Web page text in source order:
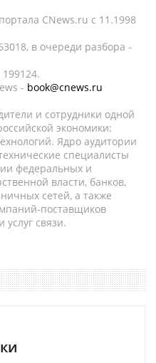
CNews.ru c 11.1998
в очереди разбора -
- book@cnews.ru
и сотрудники одной
экономики:
Ядро аудитории
специалисты
федеральных и
власти, банков,
сетей, а также
поставщиков
связи.